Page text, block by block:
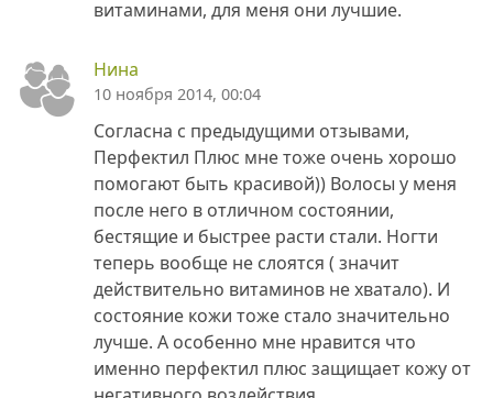
витаминами, для меня они лучшие.
Нина
10 ноября 2014, 00:04
Согласна с предыдущими отзывами,
Перфектил Плюс мне тоже очень хорошо
помогают быть красивой)) Волосы у меня
после него в отличном состоянии,
бестящие и быстрее расти стали. Ногти
теперь вообще не слоятся ( значит
действительно витаминов не хватало). И
состояние кожи тоже стало значительно
лучше. А особенно мне нравится что
именно перфектил плюс защищает кожу от